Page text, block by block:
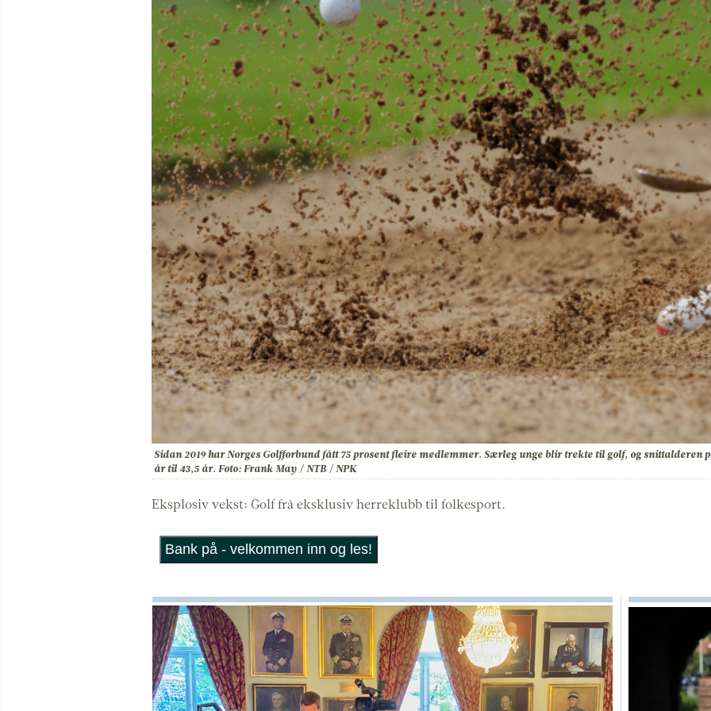
Sidan 2019 har Norges Golfforbund fått 75 prosent fleire medlemmer. Særleg unge blir trekte til golf, og snittalderen
år til 43,5 år. Foto: Frank May / NTB / NPK
Eksplosiv vekst: Golf frå eksklusiv herreklubb til folkesport.